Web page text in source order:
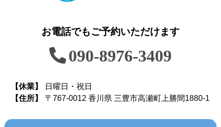
お電話でもご予約いただけます
090-8976-3409
【休業】
日曜日・祝日
【住所】
〒767-0012 香川県 三豊市高瀬町上勝間1880-1